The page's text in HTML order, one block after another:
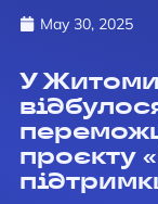
May 30, 2025
У
проєкту